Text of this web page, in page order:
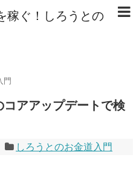
稼ぐ！しろうとの
門
アアップデートで検
しろうとのお金道入門